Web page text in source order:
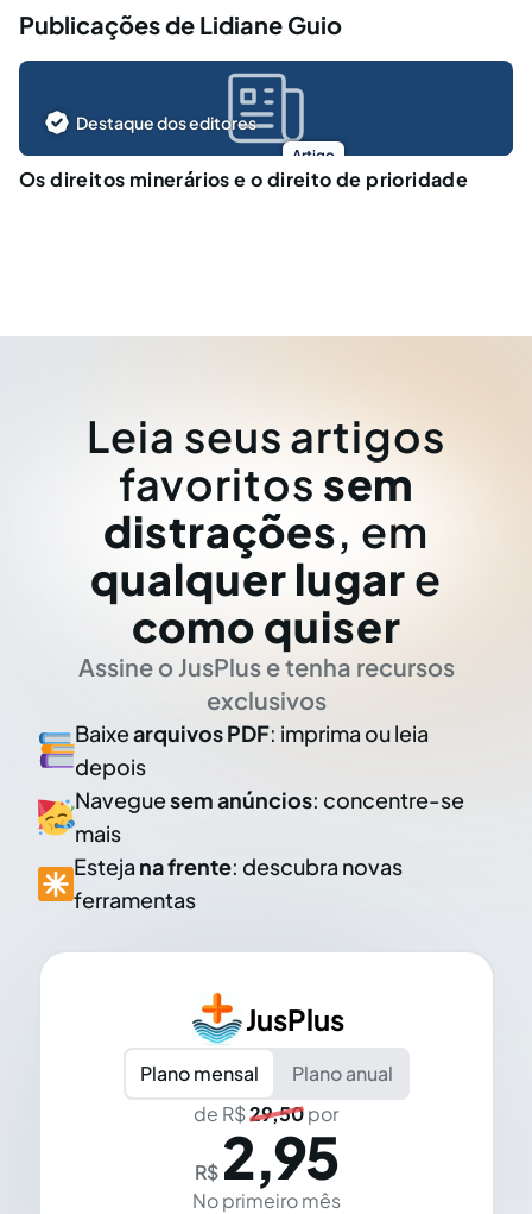
Publicações de Lidiane Guio
Artigo
Destaque dos editores
Os direitos minerários e o direito de prioridade
Leia seus artigos
favoritos sem
distrações, em
qualquer lugar e
como quiser
Assine o JusPlus e tenha recursos
exclusivos
Baixearquivos PDF: imprima ou leia
depois
Naveguesem anúncios: concentre-se
mais
Esteja na frente: descubra novas
ferramentas
JusPlus
Plano mensal
Plano anual
de R$29,50por
R$ 2,95
No primeiro mês